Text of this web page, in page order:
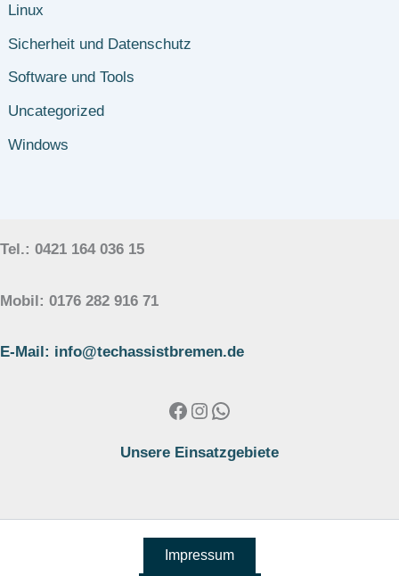
Linux
Sicherheit und Datenschutz
Software und Tools
Uncategorized
Windows
Tel.: 0421 164 036 15
Mobil: 0176 282 916 71
E-Mail: info@techassistbremen.de
Facebook
Instagram
WhatsApp
Unsere Einsatzgebiete
Impressum